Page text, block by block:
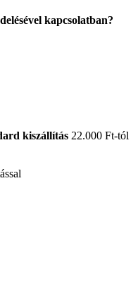
kapcsolatban?
kiszállítás 22.000 Ft-tól